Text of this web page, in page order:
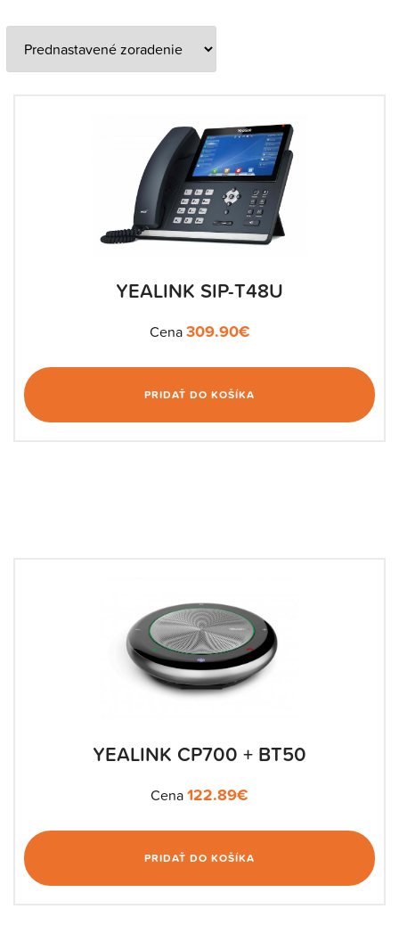
YEALINK SIP-T48U
Cena309.90€
PRIDAŤ DO KOŠÍKA
YEALINK CP700 + BT50
Cena122.89€
PRIDAŤ DO KOŠÍKA